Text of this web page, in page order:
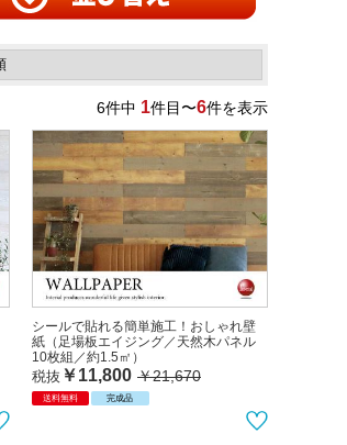
6件中 1件目〜6件を表示
シールで貼れる簡単施工！おしゃれ壁
紙（足場板エイジング／天然木パネル
10枚組／約1.5㎡）
税抜 ￥11,800 ￥21,670
送料無料 完成品